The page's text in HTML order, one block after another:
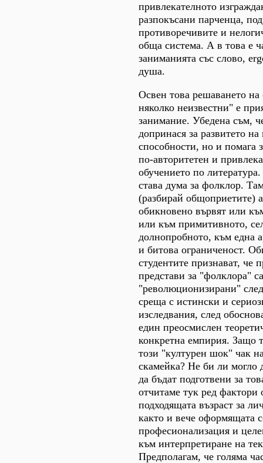
привлекателното
разпокъсани парченца,
противоречивите и
обща система. А в това е
заниманията със слово,
душа.
Освен това решаването на
няколко неизвестни" е
занимание. Убедена съм,
допринася за развитето
способности, но и помага
по-авторитетен и
обучението по
става дума за фолклор.
(разбирай общоприетите)
обикновено вървят или
или към примитивното,
долнопробното, към една
и битова ограниченост.
студентите признават, че
представи за "фолклора"
"революционизирани"
среща с истински и
изследвания, след
един преосмислен
конкретна емпирия. Защо
този "културен шок" чак
скамейка? Не би ли могло
да бъдат подготвени за
отчитаме тук ред фактори
подходящата възраст за
както и вече оформящата
професионализация и
към интерпретиране на
Предполагам, че голяма